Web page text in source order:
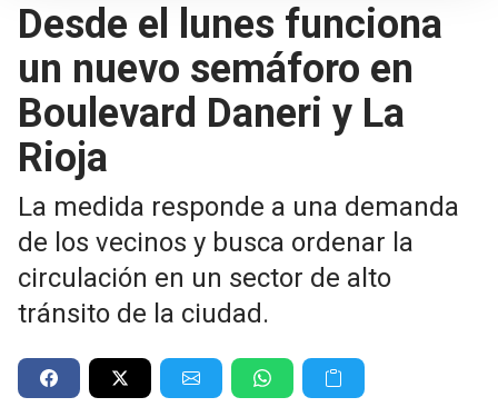
Desde el lunes funciona
un nuevo semáforo en
Boulevard Daneri y La
Rioja
La medida responde a una demanda
de los vecinos y busca ordenar la
circulación en un sector de alto
tránsito de la ciudad.